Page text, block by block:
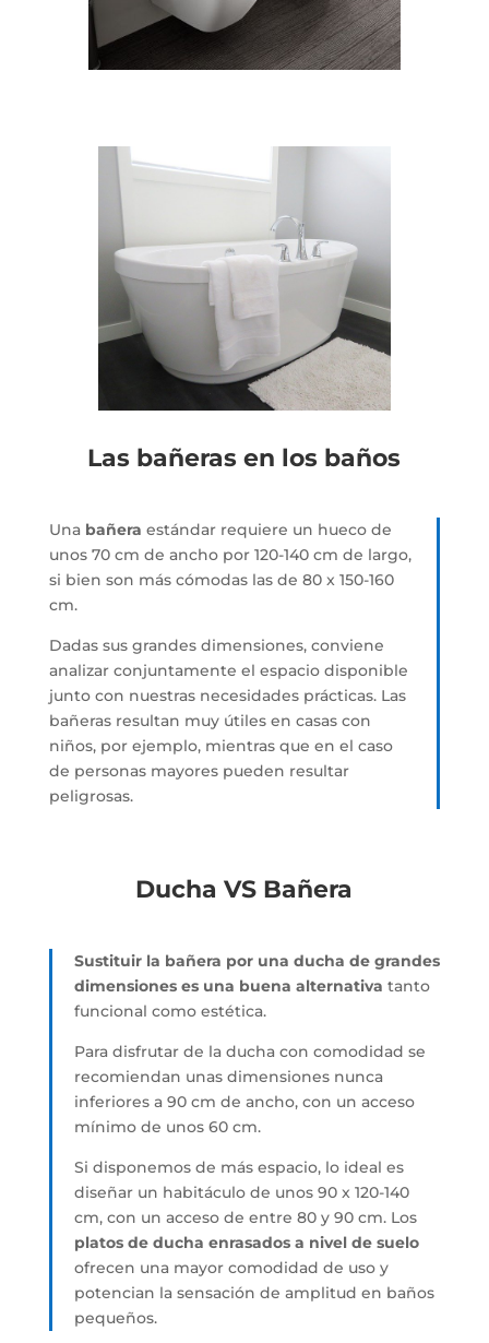
Las bañeras en los baños
Una bañera estándar requiere un hueco de
unos 70 cm de ancho por 120-140 cm de largo,
si bien son más cómodas las de 80 x 150-160
cm.
Dadas sus grandes dimensiones, conviene
analizar conjuntamente el espacio disponible
junto con nuestras necesidades prácticas. Las
bañeras resultan muy útiles en casas con
niños, por ejemplo, mientras que en el caso
de personas mayores pueden resultar
peligrosas.
Ducha VS Bañera
Sustituir la bañera por una ducha de grandes
dimensiones es una buena alternativa tanto
funcional como estética.
Para disfrutar de la ducha con comodidad se
recomiendan unas dimensiones nunca
inferiores a 90 cm de ancho, con un acceso
mínimo de unos 60 cm.
Si disponemos de más espacio, lo ideal es
diseñar un habitáculo de unos 90 x 120-140
cm, con un acceso de entre 80 y 90 cm. Los
platos de ducha enrasados a nivel de suelo
ofrecen una mayor comodidad de uso y
potencian la sensación de amplitud en baños
pequeños.